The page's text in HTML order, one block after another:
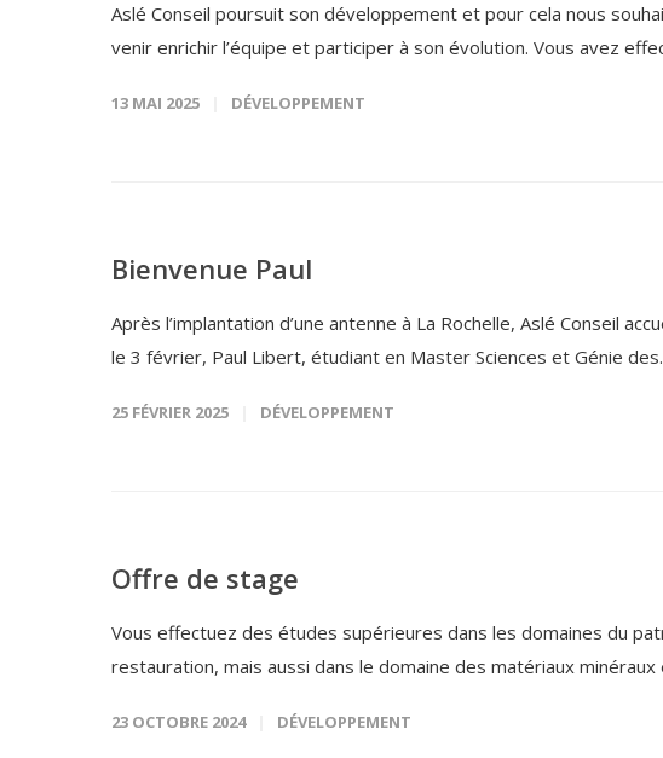
Aslé Conseil poursuit son développement et pour cela nous
venir enrichir l’équipe et participer à son évolution. Vous avez
13 MAI 2025 DÉVELOPPEMENT
Bienvenue Paul
Après l’implantation d’une antenne à La Rochelle, Aslé Conseil
le 3 février, Paul Libert, étudiant en Master Sciences et Génie
25 FÉVRIER 2025 DÉVELOPPEMENT
Offre de stage
Vous effectuez des études supérieures dans les domaines du
restauration, mais aussi dans le domaine des matériaux minéraux
23 OCTOBRE 2024 DÉVELOPPEMENT